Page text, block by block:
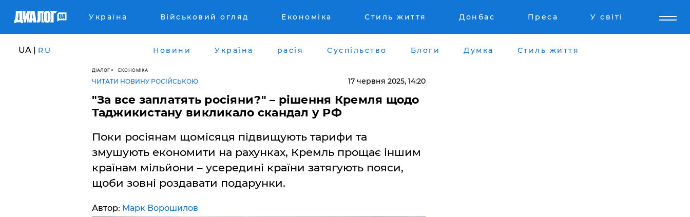
Україна Військовий огляд Економіка Стиль життя Донбас Преса У світі
UA | RU Новини Україна расія Суспільство Блоги Думка Стиль життя
ДІАЛОГ ЕКОНОМІКА
ЧИТАТИ НОВИНУ РОСІЙСЬКОЮ 17 червня 2025, 14:20
"За все заплатять росіяни?" – рішення Кремля щодо
Таджикистану викликало скандал у РФ
Поки росіянам щомісяця підвищують тарифи та
змушують економити на рахунках, Кремль прощає іншим
країнам мільйони – усередині країни затягують пояси,
щоби зовні роздавати подарунки.
Автор: Марк Ворошилов